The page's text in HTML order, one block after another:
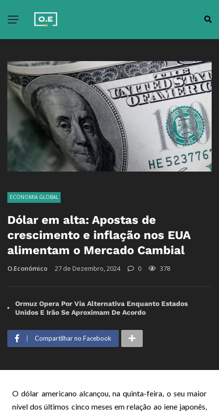
ECONOMIA GLOBAL
Dólar em alta: Apostas de
crescimento e inflação nos EUA
alimentam o Mercado Cambial
O.Económico 27 de Dezembro, 2024 0 378
Ormuz Opera Por Via Alternativa Enquanto Estados
Unidos E Irão Se Aproximam De Acordo
Compartilhar no Facebook
O dólar americano alcançou, na quinta-feira, o seu maior
nível dos últimos cinco meses em relação ao iene japonês,